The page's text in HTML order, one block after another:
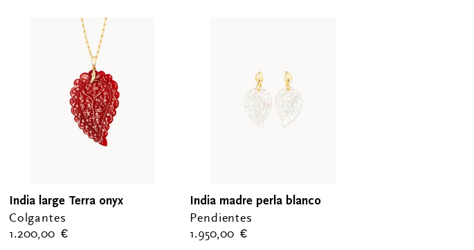
Colgantes
India large Terra onyx
1.200,00 €
Pendientes
India madre perla blanco
1.950,00€